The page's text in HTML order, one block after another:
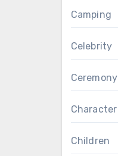
Camping
Celebrity
Ceremony
Character
Children